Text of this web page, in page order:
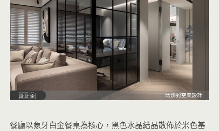
餐廳以象牙白金餐桌為核心，黑色水晶結晶散佈於米色基